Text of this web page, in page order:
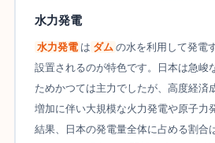
水力発電
水力発電 は ダム の水を利用して発電
設置されるのが特色です。日本は急峻
ためかつては主力でしたが、高度経済
増加に伴い大規模な火力発電や原子力
結果、日本の発電量全体に占める割合